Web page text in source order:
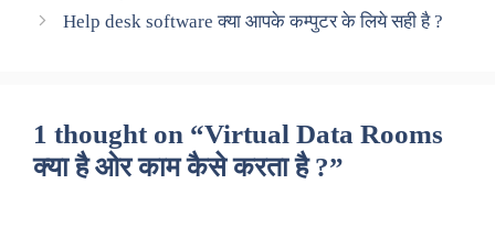
Help desk software क्या आपके कम्पुटर के लिये सही है ?
1 thought on “Virtual Data Rooms
क्या है ओर काम कैसे करता है ?”